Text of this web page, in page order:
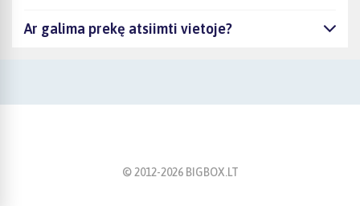
Ar galima prekę atsiimti vietoje?
© 2012-2026BIGBOX.LT